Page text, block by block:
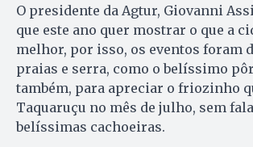
O presidente da Agtur, Giovanni
que este ano quer mostrar o que a
melhor, por isso, os eventos foram
praias e serra, como o belíssimo
também, para apreciar o friozinho
Taquaruçu no mês de julho, sem
belíssimas cachoeiras.